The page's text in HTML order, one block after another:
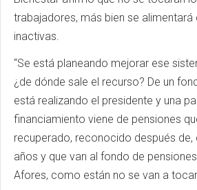
trabajadores, más bien se alimentará
inactivas.
“Se está planeando mejorar ese
¿de dónde sale el recurso? De un
está realizando el presidente y una
financiamiento viene de pensiones
recuperado, reconocido después de,
años y que van al fondo de
Afores, como están no se van a